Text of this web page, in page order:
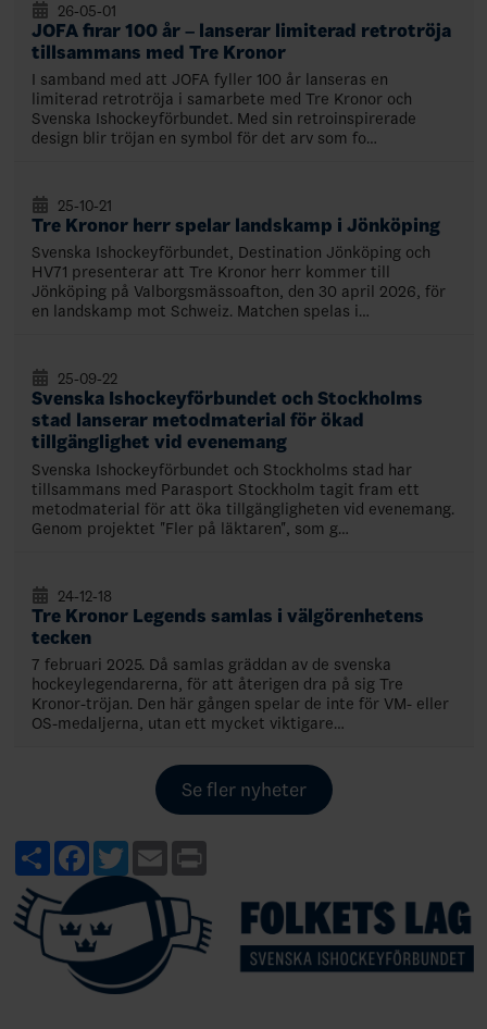
JOFA firar 100 år – lanserar limiterad retrotröja
tillsammans med Tre Kronor
26-05-01
I samband med att JOFA fyller 100 år lanseras en
limiterad retrotröja i samarbete med Tre Kronor och
Svenska Ishockeyförbundet. Med sin retroinspirerade
design blir tröjan en symbol för det arv som fo…
Tre Kronor herr spelar landskamp i Jönköping
25-10-21
Svenska Ishockeyförbundet, Destination Jönköping och
HV71 presenterar att Tre Kronor herr kommer till
Jönköping på Valborgsmässoafton, den 30 april 2026, för
en landskamp mot Schweiz. Matchen spelas i…
Svenska Ishockeyförbundet och Stockholms
stad lanserar metodmaterial för ökad
tillgänglighet vid evenemang
25-09-22
Svenska Ishockeyförbundet och Stockholms stad har
tillsammans med Parasport Stockholm tagit fram ett
metodmaterial för att öka tillgängligheten vid evenemang.
Genom projektet "Fler på läktaren", som g…
Tre Kronor Legends samlas i välgörenhetens
tecken
24-12-18
7 februari 2025. Då samlas gräddan av de svenska
hockeylegendarerna, för att återigen dra på sig Tre
Kronor-tröjan. Den här gången spelar de inte för VM- eller
OS-medaljerna, utan ett mycket viktigare…
Se fler nyheter
ShareFacebook
TwitterEmail